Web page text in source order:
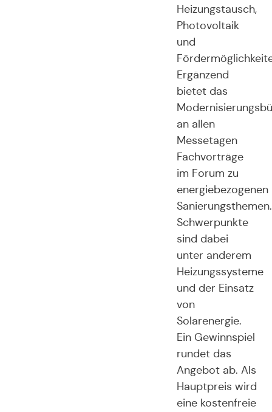
Heizungstausch,
Photovoltaik
und
Ergänzend
bietet das
an allen
Messetagen
Fachvorträge
im Forum zu
energiebezogenen
Sanierungsthemen.
Schwerpunkte
sind dabei
unter anderem
Heizungssysteme
und der Einsatz
von
Solarenergie.
Ein Gewinnspiel
rundet das
Angebot ab. Als
Hauptpreis wird
eine kostenfreie